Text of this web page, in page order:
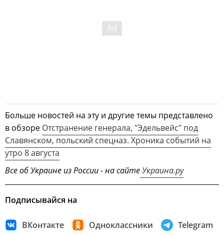
Больше новостей на эту и другие темы представлено
в обзоре Отстранение генерала, "Эдельвейс" под
Славянском, польский спецназ. Хроника событий на
утро 8 августа
Все об Украине из России - на сайтеУкраина.ру
Подписывайся на
ВКонтакте Одноклассники Telegram